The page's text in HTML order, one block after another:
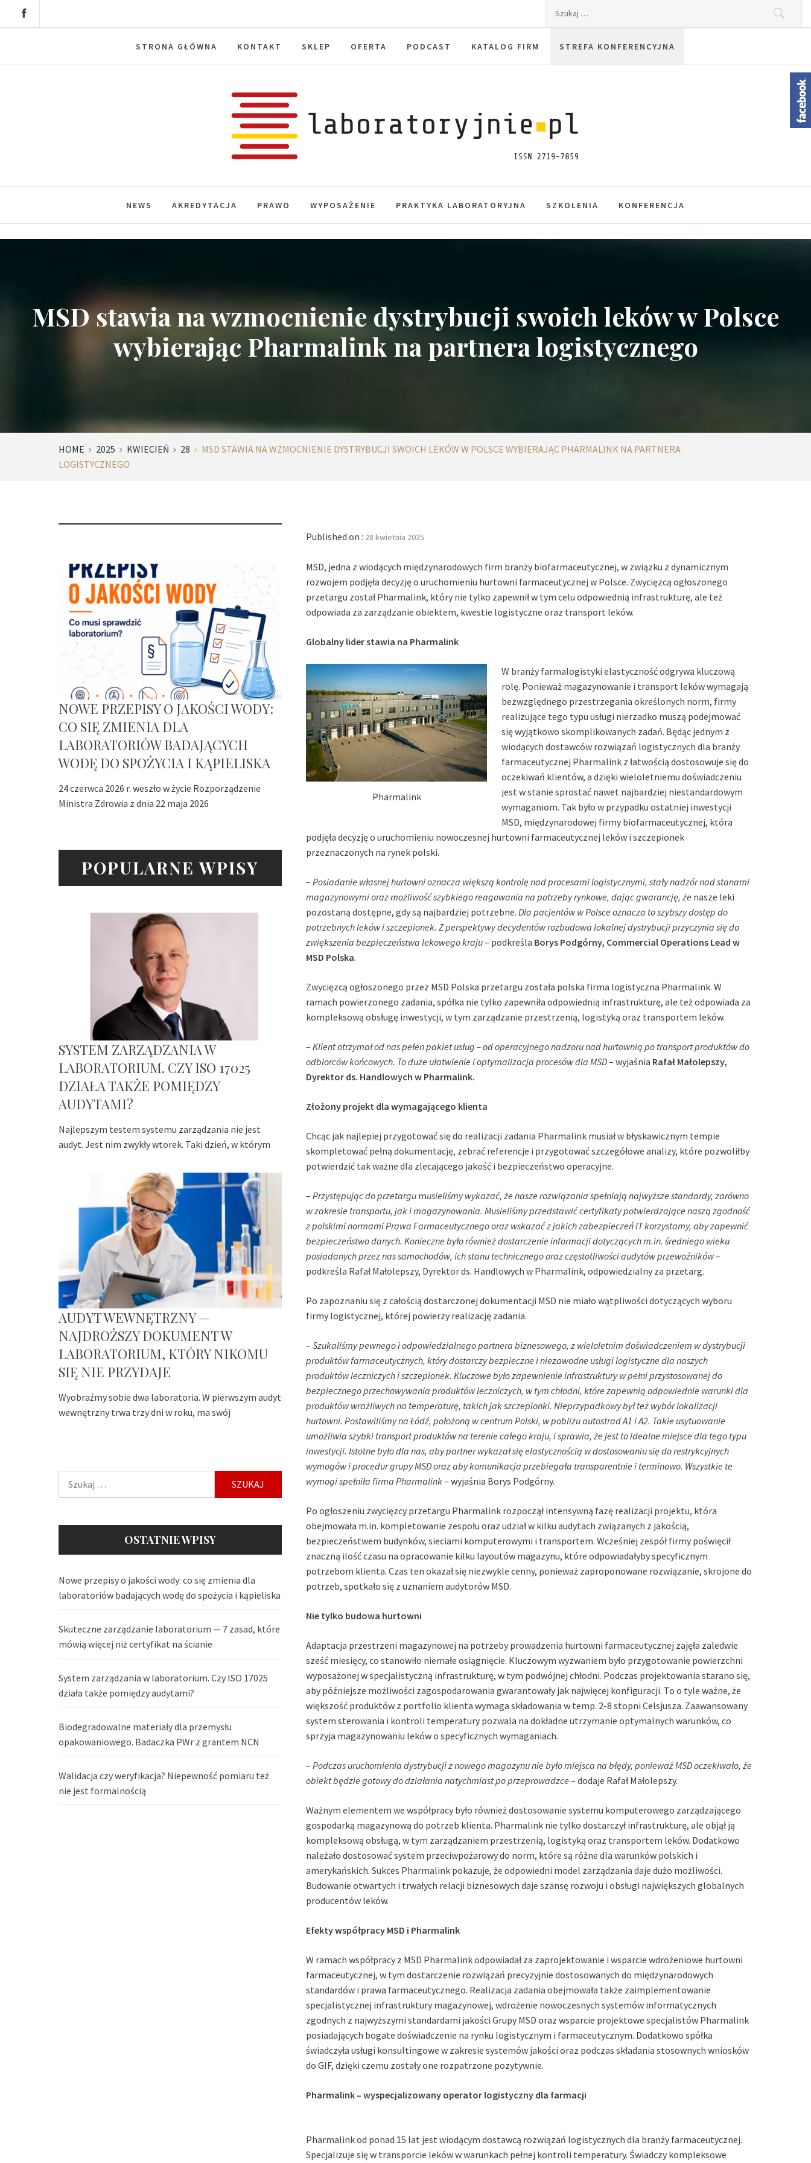
STRONA GŁÓWNA KONTAKT SKLEP OFERTA PODCAST KATALOG FIRM STREFA KONFERENCYJNA
Laboratoryjnie.pl
NEWS AKREDYTACJA PRAWO WYPOSAŻENIE PRAKTYKA LABORATORYJNA SZKOLENIA KONFERENCJA
MSD stawia na wzmocnienie dystrybucji swoich leków w Polsce
wybierając Pharmalink na partnera logistycznego
HOME 2025 KWIECIEŃ 28
MSD STAWIA NA WZMOCNIENIE DYSTRYBUCJI SWOICH LEKÓW W POLSCE WYBIERAJĄC PHARMALINK NA PARTNERA
LOGISTYCZNEGO
Published on : 28 kwietnia 2025
MSD, jedna z wiodących międzynarodowych firm branży biofarmaceutycznej, w związku z dynamicznym
rozwojem podjęła decyzję o uruchomieniu hurtowni farmaceutycznej w Polsce. Zwycięzcą ogłoszonego
przetargu został Pharmalink, który nie tylko zapewnił w tym celu odpowiednią infrastrukturę, ale też
odpowiada za zarządzanie obiektem, kwestie logistyczne oraz transport leków.
Globalny lider stawia na Pharmalink
Pharmalink
W branży farmalogistyki elastyczność odgrywa kluczową
rolę. Ponieważ magazynowanie i transport leków wymagają
bezwzględnego przestrzegania określonych norm, firmy
realizujące tego typu usługi nierzadko muszą podejmować
się wyjątkowo skomplikowanych zadań. Będąc jednym z
wiodących dostawców rozwiązań logistycznych dla branży
farmaceutycznej Pharmalink z łatwością dostosowuje się do
oczekiwań klientów, a dzięki wieloletniemu doświadczeniu
jest w stanie sprostać nawet najbardziej niestandardowym
wymaganiom. Tak było w przypadku ostatniej inwestycji
MSD, międzynarodowej firmy biofarmaceutycznej, która
podjęła decyzję o uruchomieniu nowoczesnej hurtowni farmaceutycznej leków i szczepionek
przeznaczonych na rynek polski.
– Posiadanie własnej hurtowni oznacza większą kontrolę nad procesami logistycznymi, stały nadzór nad stanami
magazynowymi oraz możliwość szybkiego reagowania na potrzeby rynkowe, dając gwarancję, że nasze leki
pozostaną dostępne, gdy są najbardziej potrzebne.Dla pacjentów w Polsce oznacza to szybszy dostęp do
potrzebnych leków i szczepionek. Z perspektywy decydentów rozbudowa lokalnej dystrybucji przyczynia się do
zwiększenia bezpieczeństwa lekowego kraju– podkreśla Borys Podgórny, Commercial Operations Lead w
MSD Polska.
Zwycięzcą ogłoszonego przez MSD Polska przetargu została polska firma logistyczna Pharmalink. W
ramach powierzonego zadania, spółka nie tylko zapewniła odpowiednią infrastrukturę, ale też odpowiada za
kompleksową obsługę inwestycji, w tym zarządzanie przestrzenią, logistyką oraz transportem leków.
–Klient otrzymał od nas pełen pakiet usług – od operacyjnego nadzoru nad hurtownią po transport produktów do
odbiorców końcowych. To duże ułatwienie i optymalizacja procesów dlaMSD– wyjaśnia Rafał Małolepszy,
Dyrektor ds. Handlowych w Pharmalink.
Złożony projekt dla wymagającego klienta
Chcąc jak najlepiej przygotować się do realizacji zadania Pharmalink musiał w błyskawicznym tempie
skompletować pełną dokumentację, zebrać referencje i przygotować szczegółowe analizy, które pozwoliłby
potwierdzić tak ważne dla zlecającego jakość i bezpieczeństwo operacyjne.
–Przystępując do przetargu musieliśmy wykazać, że nasze rozwiązania spełniają najwyższe standardy, zarówno
w zakresie transportu, jak i magazynowania. Musieliśmy przedstawić certyfikaty potwierdzające naszą zgodność
z polskimi normami Prawa Farmaceutycznego oraz wskazać z jakich zabezpieczeń IT korzystamy, aby zapewnić
bezpieczeństwo danych. Konieczne było również dostarczenie informacji dotyczących m.in. średniego wieku
posiadanych przez nas samochodów, ich stanu technicznego oraz częstotliwości audytów przewoźników –
podkreśla Rafał Małolepszy, Dyrektor ds. Handlowych w Pharmalink, odpowiedzialny za przetarg.
Po zapoznaniu się z całością dostarczonej dokumentacji MSD nie miało wątpliwości dotyczących wyboru
firmy logistycznej, której powierzy realizację zadania.
–Szukaliśmy pewnego i odpowiedzialnego partnera biznesowego, z wieloletnim doświadczeniem w dystrybucji
produktów farmaceutycznych, który dostarczy bezpieczne i niezawodne usługi logistyczne dla naszych
produktów leczniczych i szczepionek. Kluczowe było zapewnienie infrastruktury w pełni przystosowanej do
bezpiecznego przechowywania produktów leczniczych, w tym chłodni, które zapewnią odpowiednie warunki dla
produktów wrażliwych na temperaturę, takich jak szczepionki. Nieprzypadkowy był też wybór lokalizacji
hurtowni. Postawiliśmy na Łódź, położoną w centrum Polski, w pobliżu autostrad A1 i A2. Takie usytuowanie
umożliwia szybki transport produktów na terenie całego kraju, i sprawia, że jest to idealne miejsce dla tego typu
inwestycji. Istotne było dla nas, aby partner wykazał się elastycznością w dostosowaniu się do restrykcyjnych
wymogów i procedur grupy MSD oraz aby komunikacja przebiegała transparentnie i terminowo. Wszystkie te
wymogi spełniła firma Pharmalink–wyjaśnia Borys Podgórny.
Po ogłoszeniu zwycięzcy przetargu Pharmalink rozpoczął intensywną fazę realizacji projektu, która
obejmowała m.in. kompletowanie zespołu oraz udział w kilku audytach związanych z jakością,
bezpieczeństwem budynków, sieciami komputerowymi i transportem. Wcześniej zespół firmy poświęcił
znaczną ilość czasu na opracowanie kilku layoutów magazynu, które odpowiadałyby specyficznym
potrzebom klienta. Czas ten okazał się niezwykle cenny, ponieważ zaproponowane rozwiązanie, skrojone do
potrzeb, spotkało się z uznaniem audytorów MSD.
Nie tylko budowa hurtowni
Adaptacja przestrzeni magazynowej na potrzeby prowadzenia hurtowni farmaceutycznej zajęła zaledwie
sześć miesięcy, co stanowiło niemałe osiągnięcie. Kluczowym wyzwaniem było przygotowanie powierzchni
wyposażonej w specjalistyczną infrastrukturę, w tym podwójnej chłodni. Podczas projektowania starano się,
aby późniejsze możliwości zagospodarowania gwarantowały jak najwięcej konfiguracji. To o tyle ważne, że
większość produktów z portfolio klienta wymaga składowania w temp. 2-8 stopni Celsjusza. Zaawansowany
system sterowania i kontroli temperatury pozwala na dokładne utrzymanie optymalnych warunków, co
sprzyja magazynowaniu leków o specyficznych wymaganiach.
–Podczas uruchomienia dystrybucji z nowego magazynunie było miejsca na błędy, ponieważMSDoczekiwało, że
obiekt będzie gotowy do działania natychmiast po przeprowadzce – dodaje Rafał Małolepszy.
Ważnym elementem we współpracy było również dostosowanie systemu komputerowego zarządzającego
gospodarką magazynową do potrzeb klienta. Pharmalink nie tylko dostarczył infrastrukturę, ale objął ją
kompleksową obsługą, w tym zarządzaniem przestrzenią, logistyką oraz transportem leków. Dodatkowo
należało dostosować system przeciwpożarowy do norm, które są różne dla warunków polskich i
amerykańskich. Sukces Pharmalink pokazuje, że odpowiedni model zarządzania daje dużo możliwości.
Budowanie otwartych i trwałych relacji biznesowych daje szansę rozwoju i obsługi największych globalnych
producentów leków.
Efekty współpracy MSD i Pharmalink
W ramach współpracy z MSD Pharmalink odpowiadał za zaprojektowanie i wsparcie wdrożeniowe hurtowni
farmaceutycznej, w tym dostarczenie rozwiązań precyzyjnie dostosowanych do międzynarodowych
standardów i prawa farmaceutycznego. Realizacja zadania obejmowała także zaimplementowanie
specjalistycznej infrastruktury magazynowej, wdrożenie nowoczesnych systemów informatycznych
zgodnych z najwyższymi standardami jakości Grupy MSD oraz wsparcie projektowe specjalistów Pharmalink
posiadających bogate doświadczenie na rynku logistycznym i farmaceutycznym. Dodatkowo spółka
świadczyła usługi konsultingowe w zakresie systemów jakości oraz podczas składania stosownych wniosków
do GIF, dzięki czemu zostały one rozpatrzone pozytywnie.
Pharmalink –wyspecjalizowany operator logistyczny dla farmacji
Pharmalinkod ponad 15 lat jest wiodącym dostawcą rozwiązań logistycznych dla branży farmaceutycznej.
Specjalizuje się w transporcie leków w warunkach pełnej kontroli temperatury. Świadczy kompleksowe
NOWE PRZEPISY O JAKOŚCI WODY:
CO SIĘ ZMIENIA DLA
LABORATORIÓW BADAJĄCYCH
WODĘ DO SPOŻYCIA I KĄPIELISKA
24 czerwca 2026 r. weszło w życie Rozporządzenie
Ministra Zdrowia z dnia 22 maja 2026
POPULARNE WPISY
SYSTEM ZARZĄDZANIA W
LABORATORIUM. CZY ISO 17025
DZIAŁA TAKŻE POMIĘDZY
AUDYTAMI?
Najlepszym testem systemu zarządzania nie jest
audyt. Jest nim zwykły wtorek. Taki dzień, w którym
AUDYT WEWNĘTRZNY —
NAJDROŻSZY DOKUMENT W
LABORATORIUM, KTÓRY NIKOMU
SIĘ NIE PRZYDAJE
Wyobraźmy sobie dwa laboratoria. W pierwszym audyt
wewnętrzny trwa trzy dni w roku, ma swój
OSTATNIE WPISY
Nowe przepisy o jakości wody: co się zmienia dla
laboratoriów badających wodę do spożycia i kąpieliska
Skuteczne zarządzanie laboratorium — 7 zasad, które
mówią więcej niż certyfikat na ścianie
System zarządzania w laboratorium. Czy ISO 17025
działa także pomiędzy audytami?
Biodegradowalne materiały dla przemysłu
opakowaniowego. Badaczka PWr z grantem NCN
Walidacja czy weryfikacja? Niepewność pomiaru też
nie jest formalnością